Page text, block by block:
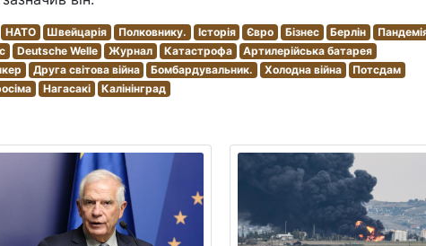
НАТО Швейцарія Полковнику. Історія Євро Бізнес Берлін
Deutsche Welle Журнал Катастрофа
Артилерійська батарея
Друга світова війна Бомбардувальник. Холодна війна
Потсдам
Нагасакі Калінінград